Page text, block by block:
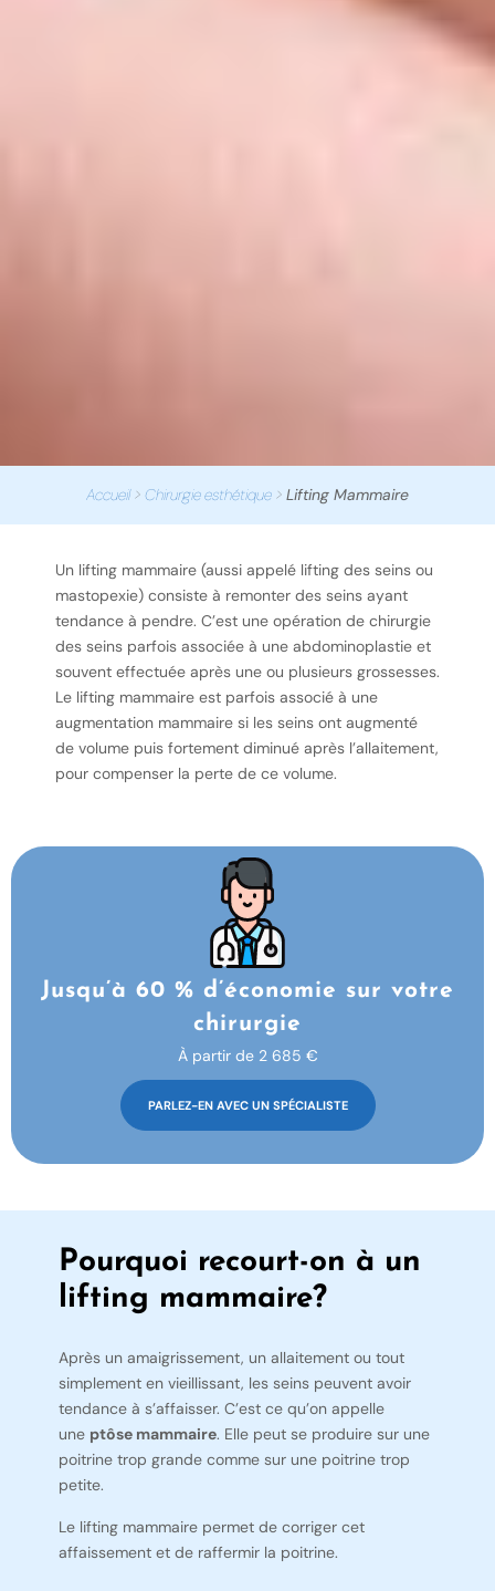
Accueil> Chirurgie esthétique > Lifting Mammaire
Un lifting mammaire (aussi appelé lifting des seins ou
mastopexie) consiste à remonter des seins ayant
tendance à pendre. C’est une opération de chirurgie
des seins parfois associée à une abdominoplastie et
souvent effectuée après une ou plusieurs grossesses.
Le lifting mammaire est parfois associé à une
augmentation mammaire si les seins ont augmenté
de volume puis fortement diminué après l’allaitement,
pour compenser la perte de ce volume.
Jusqu’à 60 % d’économie sur votre
chirurgie
À partir de 2 685 €
PARLEZ-EN AVEC UN SPÉCIALISTE
Pourquoi recourt-on à un
lifting mammaire?
Après un amaigrissement, un allaitement ou tout
simplement en vieillissant, les seins peuvent avoir
tendance à s’affaisser. C’est ce qu’on appelle
une ptôse mammaire. Elle peut se produire sur une
poitrine trop grande comme sur une poitrine trop
petite.
Le lifting mammaire permet de corriger cet
affaissement et de raffermir la poitrine.